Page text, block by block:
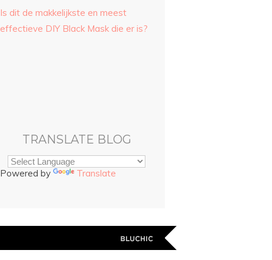
Is dit de makkelijkste en meest
effectieve DIY Black Mask die er is?
TRANSLATE BLOG
Powered by Translate